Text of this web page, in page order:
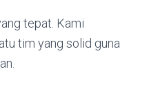
tepat. Kami
tim yang solid guna